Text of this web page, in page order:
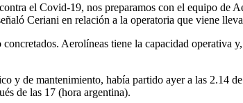
el Covid-19, nos preparamos con el equipo de
Ceriani en relación a la operatoria que viene
Aerolíneas tiene la capacidad
y de mantenimiento, había partido ayer a las 2.14
de las 17 (hora argentina).